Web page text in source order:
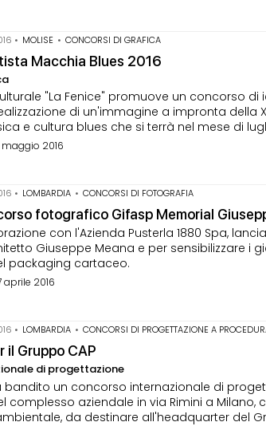
• MOLISE • CONCORSI DI GRAFICA
Macchia Blues 2016
"La Fenice" promuove un concorso
di un'immagine a impronta della
e cultura blues che si terrà nel mese di
2016
• LOMBARDIA • CONCORSI DI FOTOGRAFIA
fotografico Gifasp Memorial
con l'Azienda Pusterla 1880 Spa,
Giuseppe Meana e per sensibilizzare i
packaging cartaceo.
2016
• LOMBARDIA • CONCORSI DI PROGETTAZIONE A
il Gruppo CAP
di progettazione
bandito un concorso internazionale di
complesso aziendale in via Rimini a Milano,
da destinare all'headquarter del